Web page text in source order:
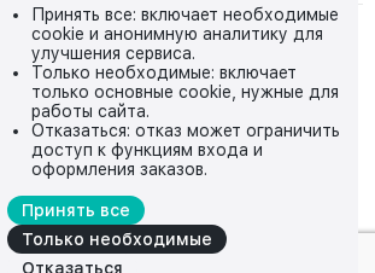
на то, что данный интернет-сайт,
о товарах и ценах,
нём, носит исключительно
и ни при каких условиях не
офертой, определяемой положениями
кодекса Российской Федерации.
любое копирование с сайта возможно
владельца сайта
Принять все: включает необходимые
cookie и анонимную аналитику для
улучшения сервиса.
Только необходимые: включает
только основные cookie, нужные для
работы сайта.
Отказаться: отказ может ограничить
доступ к функциям входа и
оформления заказов.
Принять все
Только необходимые
Отказаться